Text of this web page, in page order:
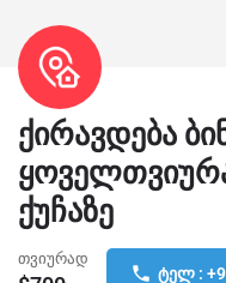
ქირავდება
ქუჩაზე
თვიურად
ტელ :